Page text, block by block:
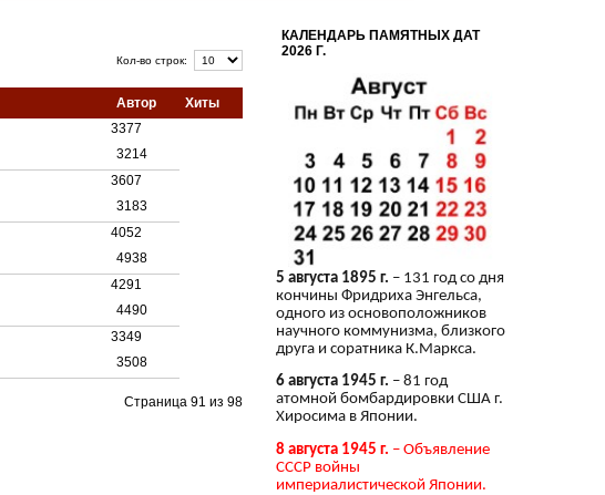
Кол-во строк:
Автор
Хиты
3377
3214
3607
3183
4052
4938
4291
4490
3349
3508
Страница 91 из 98
КАЛЕНДАРЬ ПАМЯТНЫХ ДАТ
2026 Г.
5 августа 1895 г. – 131 год со дня
кончины Фридриха Энгельса,
одного из основоположников
научного коммунизма, близкого
друга и соратника К.Маркса.
6 августа 1945 г. – 81 год
атомной бомбардировки США г.
Хиросима в Японии.
8 августа 1945 г. – Объявление
СССР войны
империалистической Японии.